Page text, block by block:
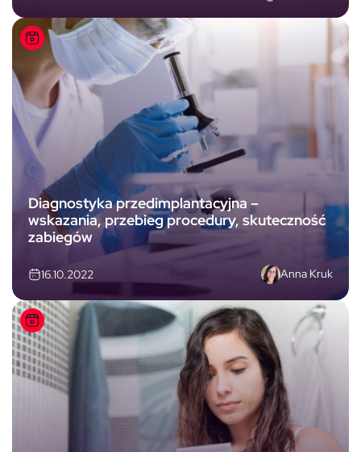
Diagnostyka przedimplantacyjna –
wskazania, przebieg procedury, skuteczność
zabiegów
16.10.2022 Anna Kruk